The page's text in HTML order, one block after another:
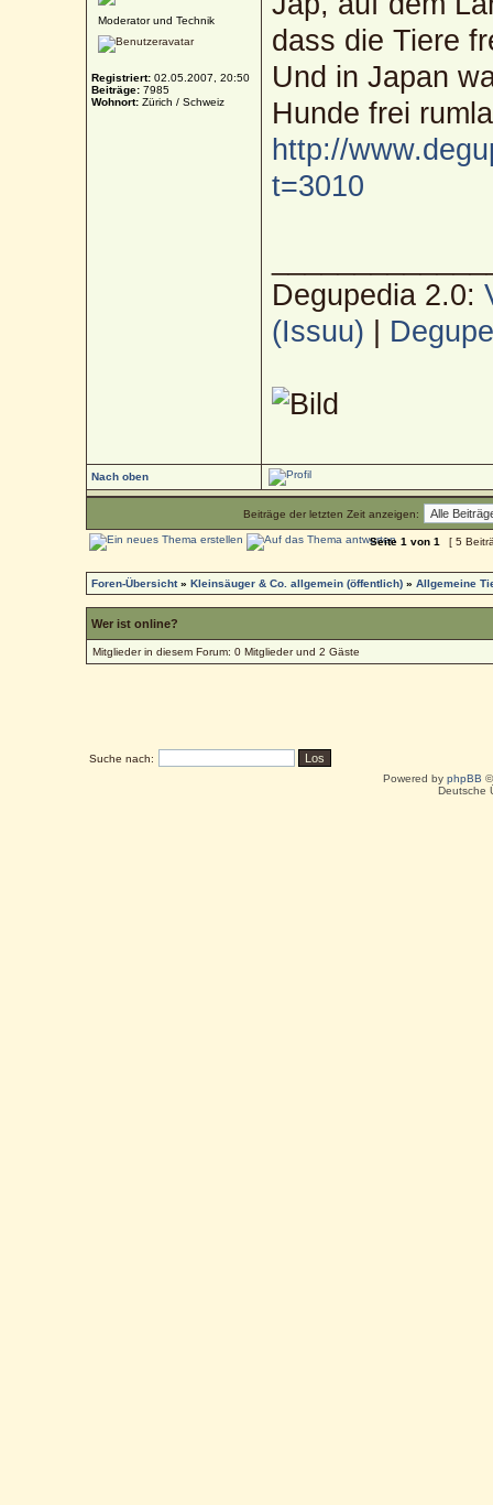
Moderator und Technik
Registriert: 02.05.2007, 20:50
Beiträge: 7985
Wohnort: Zürich / Schweiz
dass die Tiere
Und in Japan
Hunde frei
http://
t=3010
Degupedia 2.0:
(Issuu)
Nach oben
Beiträge der letzten Zeit anzeigen:
Seite1 von1 [ 5
Foren-Übersicht»Kleinsäuger & Co. allgemein (öffentlich) »Allgemeine
Wer ist online?
Mitglieder in diesem Forum: 0 Mitglieder und 2 Gäste
Suche nach:
Powered by phpBB
Deutsche